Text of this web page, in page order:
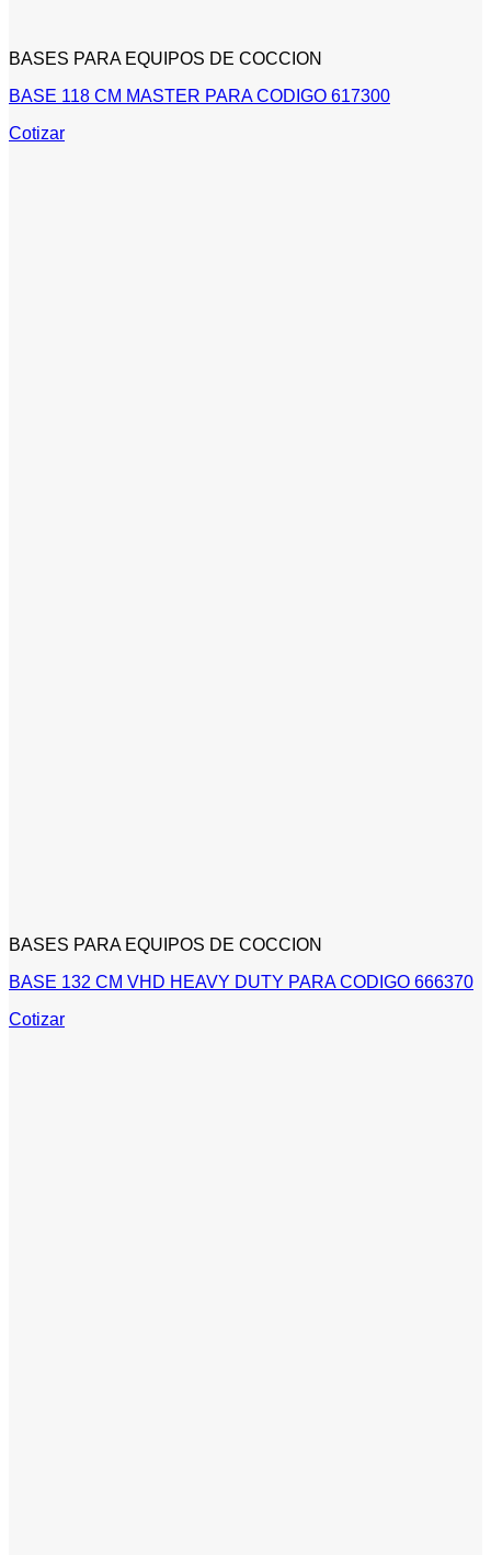
BASES PARA EQUIPOS DE COCCION
BASE 118 CM MASTER PARA CODIGO 617300
Cotizar
BASES PARA EQUIPOS DE COCCION
BASE 132 CM VHD HEAVY DUTY PARA CODIGO 666370
Cotizar